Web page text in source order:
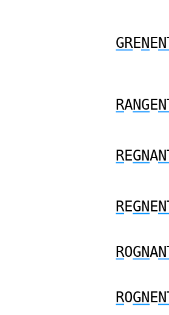
GREN E
RANGE
REGNA
REGN E
ROGNA
ROGN E